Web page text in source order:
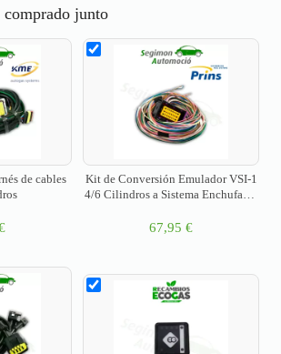
comprado junto
de cables
Kit de Conversión Emulador VSI-1
4/6 Cilindros a Sistema Enchufable
67,95 €